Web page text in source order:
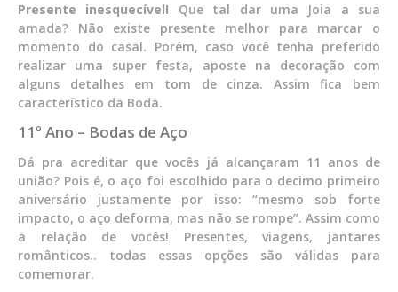
Presente inesquecível! Que tal dar uma Joia a sua
amada? Não existe presente melhor para marcar o
momento do casal. Porém, caso você tenha preferido
realizar uma super festa, aposte na decoração com
alguns detalhes em tom de cinza. Assim fica bem
característico da Boda.
11º Ano – Bodas de Aço
Dá pra acreditar que vocês já alcançaram 11 anos de
união? Pois é, o aço foi escolhido para o decimo primeiro
aniversário justamente por isso: “mesmo sob forte
impacto, o aço deforma, mas não se rompe”. Assim como
a relação de vocês! Presentes, viagens, jantares
românticos.. todas essas opções são válidas para
comemorar.